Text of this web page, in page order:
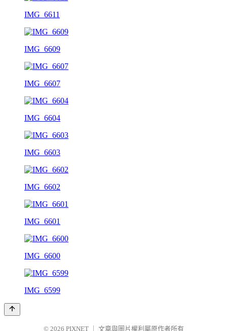
IMG_6611
IMG_6609
IMG_6607
IMG_6604
IMG_6603
IMG_6602
IMG_6601
IMG_6600
IMG_6599
© 2026 PIXNET 文章與圖片權利屬原作者所有